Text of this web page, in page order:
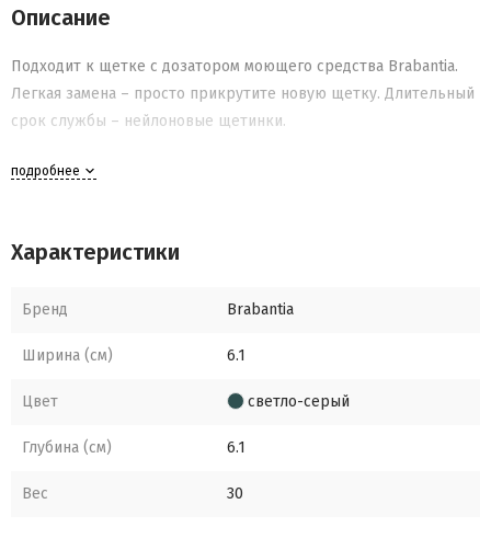
Описание
Подходит к щетке с дозатором моющего средства Brabantia.
Легкая замена – просто прикрутите новую щетку. Длительный
срок службы – нейлоновые щетинки.
подробнее
Характеристики
Бренд Brabantia
Ширина (см) 6.1
Цвет светло-серый
Глубина (см) 6.1
Вес 30